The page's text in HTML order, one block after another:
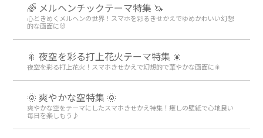
🌈 メルヘンチックテーマ特集 🦄
心ときめくメルヘンの世界！スマホを彩るきせかえでゆめかわいい幻想
的な画面に🐰
🎇 夜空を彩る打上花火テーマ特集 🎇
夜空を彩る打上花火！スマホきせかえで幻想的で華やかな画面に🎇
🌞 爽やかな空特集 🌞
爽やかな空をテーマにしたスマホきせかえ特集！癒しの壁紙で心地良い
毎日を楽しもう♪